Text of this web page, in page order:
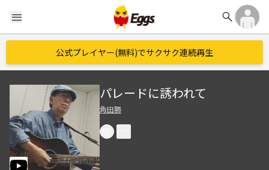
menu search
公式プレイヤー(無料)でサクサク連続再生
パレードに誘われて
角田勝